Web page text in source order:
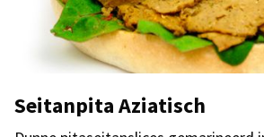
Seitanpita Aziatisch